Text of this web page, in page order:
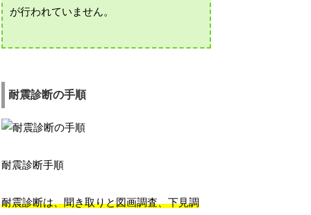
が行われていません。
耐震診断の手順
耐震診断手順
耐震診断は、聞き取りと図画調査、下見調